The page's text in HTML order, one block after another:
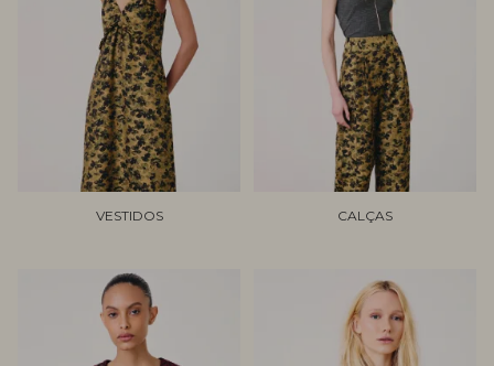
VESTIDOS CALÇAS